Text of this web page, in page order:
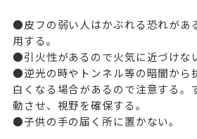
●皮フの弱い人はかぶれる恐れがあ
用する。
●引火性があるので火気に近づけな
●逆光の時やトンネル等の暗闇から
白くなる場合があるので注意する。
動させ、視野を確保する。
●子供の手の届く所に置かない。